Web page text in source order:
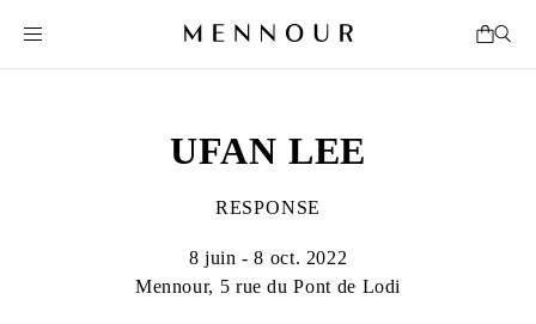
UFAN LEE
RESPONSE
8 juin - 8 oct. 2022
Mennour, 5 rue du Pont de Lodi